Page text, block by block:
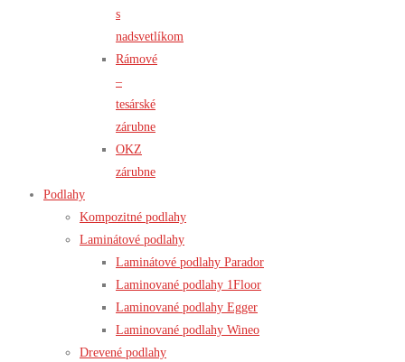
s
nadsvetlíkom
Rámové
–
tesárské
zárubne
OKZ
zárubne
Podlahy
Kompozitné podlahy
Laminátové podlahy
Laminátové podlahy Parador
Laminované podlahy 1Floor
Laminované podlahy Egger
Laminované podlahy Wineo
Drevené podlahy